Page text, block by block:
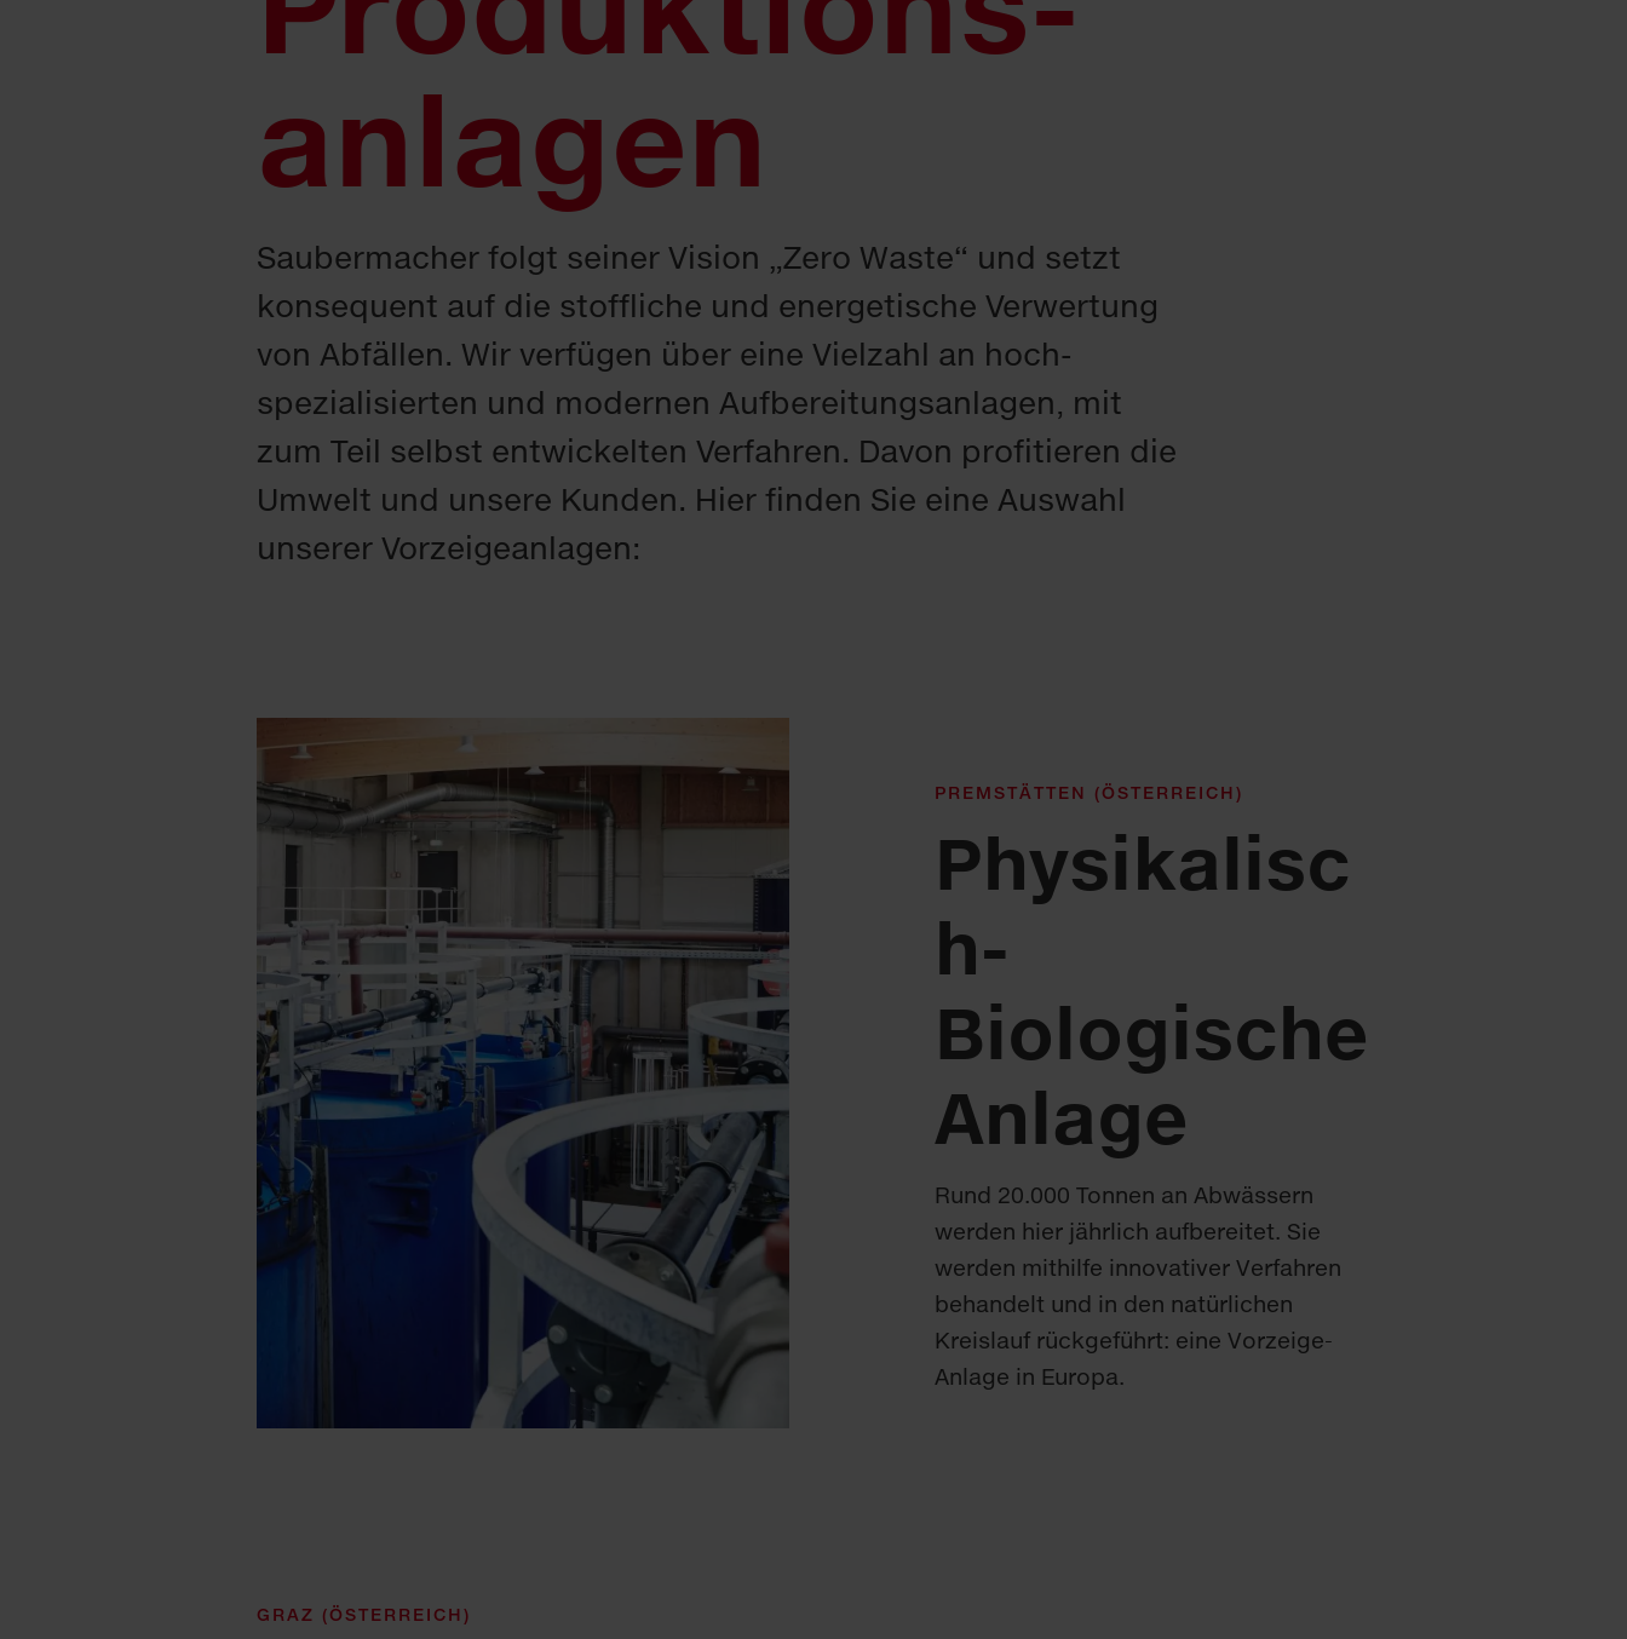
anlagen
Saubermacher folgt seiner Vision „Zero Waste“ und setzt
konsequent auf die stoffliche und energetische Verwertung
von Abfällen. Wir verfügen über eine Vielzahl an hoch­
spezialisierten und modernen Aufbereitungs­anlagen, mit
zum Teil selbst entwickelten Verfahren. Davon profitieren die
Umwelt und unsere Kunden. Hier finden Sie eine Auswahl
unserer Vorzeigeanlagen:
PREMSTÄTTEN (ÖSTERREICH)
Physikalisc
h-
Biologische
Anlage
Rund 20.000 Tonnen an Abwässern
werden hier jährlich aufbereitet. Sie
werden mithilfe innovativer Verfahren
behandelt und in den natürlichen
Kreislauf rückgeführt: eine Vorzeige-
Anlage in Europa.
GRAZ (ÖSTERREICH)